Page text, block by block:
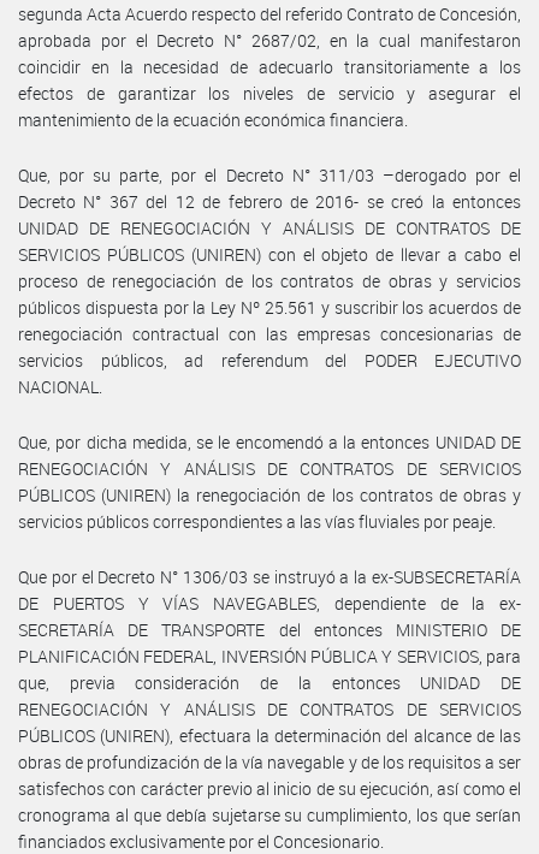
segunda Acta Acuerdo respecto del referido Contrato de Concesión,
aprobada por el Decreto N° 2687/02, en la cual manifestaron
coincidir en la necesidad de adecuarlo transitoriamente a los
efectos de garantizar los niveles de servicio y asegurar el
mantenimiento de la ecuación económica financiera.
Que, por su parte, por el Decreto N° 311/03 –derogado por el
Decreto N° 367 del 12 de febrero de 2016- se creó la entonces
UNIDAD DE RENEGOCIACIÓN Y ANÁLISIS DE CONTRATOS DE
SERVICIOS PÚBLICOS (UNIREN) con el objeto de llevar a cabo el
proceso de renegociación de los contratos de obras y servicios
públicos dispuesta por la Ley Nº 25.561 y suscribir los acuerdos de
renegociación contractual con las empresas concesionarias de
servicios públicos, ad referendum del PODER EJECUTIVO
NACIONAL.
Que, por dicha medida, se le encomendó a la entonces UNIDAD DE
RENEGOCIACIÓN Y ANÁLISIS DE CONTRATOS DE SERVICIOS
PÚBLICOS (UNIREN) la renegociación de los contratos de obras y
servicios públicos correspondientes a las vías fluviales por peaje.
Que por el Decreto N° 1306/03 se instruyó a la ex-SUBSECRETARÍA
DE PUERTOS Y VÍAS NAVEGABLES, dependiente de la ex-
SECRETARÍA DE TRANSPORTE del entonces MINISTERIO DE
PLANIFICACIÓN FEDERAL, INVERSIÓN PÚBLICA Y SERVICIOS, para
que, previa consideración de la entonces UNIDAD DE
RENEGOCIACIÓN Y ANÁLISIS DE CONTRATOS DE SERVICIOS
PÚBLICOS (UNIREN), efectuara la determinación del alcance de las
obras de profundización de la vía navegable y de los requisitos a ser
satisfechos con carácter previo al inicio de su ejecución, así como el
cronograma al que debía sujetarse su cumplimiento, los que serían
financiados exclusivamente por el Concesionario.